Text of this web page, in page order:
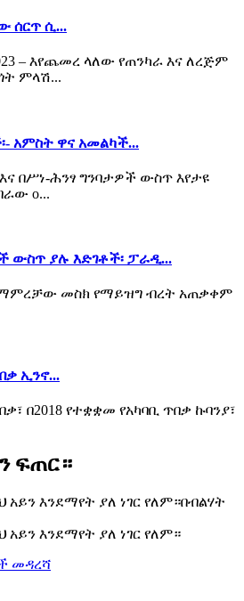
ሰርጥ ሲ...
– እየጨመረ ላለው የጠንካራ እና ለረጅም
ምላሽ...
አምስት ዋና አመልካች...
በሥነ-ሕንፃ ግንባታዎች ውስጥ እየታዩ
o...
ውስጥ ያሉ እድገቶች፡ ፓራዲ...
መስክ የማይዝግ ብረት አጠቃቀም
ኢንኖ...
በ2018 የተቋቋመ የአካባቢ ጥበቃ ኩባንያ፣
ፍጠር።
እንደማየት ያለ ነገር የለም።በብልሃት
እንደማየት ያለ ነገር የለም።
መዳረሻ